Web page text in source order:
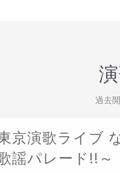
過去
京演歌ライブ
謡パレード!!～